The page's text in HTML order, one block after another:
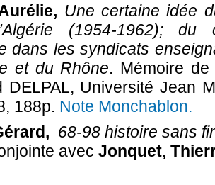
Une certaine idée
(1954-1962);
dans les syndicats
et du Rhône. Mémoire
DELPAL, Université Jean
188p. Note Monchablon.
68-98 histoire sans
avec Jonquet,